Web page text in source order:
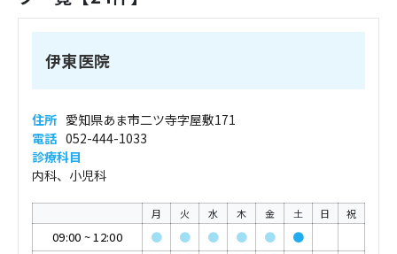
伊東医院
住所 愛知県あま市二ツ寺字屋敷171
電話 052-444-1033
診療科目
内科、小児科
月 火 水 木 金 土 日 祝
09:00 ~12:00 ● ● ● ● ●
●